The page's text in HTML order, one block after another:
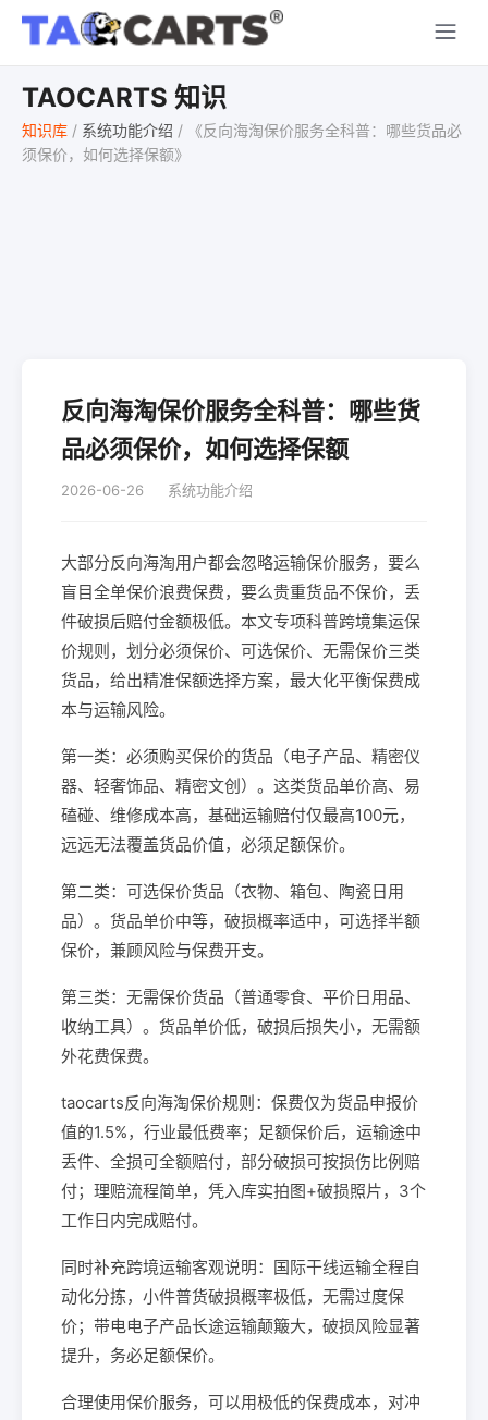
TAOCARTS 知识
知识库 / 系统功能介绍 /
《反向海淘保价服务全科普：哪些货品必
须保价，如何选择保额》
反向海淘保价服务全科普：哪些货
品必须保价，如何选择保额
2026-06-26 系统功能介绍
大部分反向海淘用户都会忽略运输保价服务，要么
盲目全单保价浪费保费，要么贵重货品不保价，丢
件破损后赔付金额极低。本文专项科普跨境集运保
价规则，划分必须保价、可选保价、无需保价三类
货品，给出精准保额选择方案，最大化平衡保费成
本与运输风险。
第一类：必须购买保价的货品（电子产品、精密仪
器、轻奢饰品、精密文创）。这类货品单价高、易
磕碰、维修成本高，基础运输赔付仅最高100元，
远远无法覆盖货品价值，必须足额保价。
第二类：可选保价货品（衣物、箱包、陶瓷日用
品）。货品单价中等，破损概率适中，可选择半额
保价，兼顾风险与保费开支。
第三类：无需保价货品（普通零食、平价日用品、
收纳工具）。货品单价低，破损后损失小，无需额
外花费保费。
taocarts反向海淘保价规则：保费仅为货品申报价
值的1.5%，行业最低费率；足额保价后，运输途中
丢件、全损可全额赔付，部分破损可按损伤比例赔
付；理赔流程简单，凭入库实拍图+破损照片，3个
工作日内完成赔付。
同时补充跨境运输客观说明：国际干线运输全程自
动化分拣，小件普货破损概率极低，无需过度保
价；带电电子产品长途运输颠簸大，破损风险显著
提升，务必足额保价。
合理使用保价服务，可以用极低的保费成本，对冲